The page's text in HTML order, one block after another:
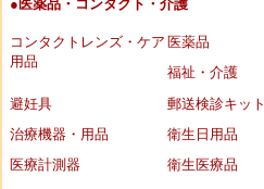
●医薬品・コンタクト・介護
コンタクトレンズ・ケア
用品
医薬品
福祉・介護
避妊具
郵送検診キット
治療機器・用品
衛生日用品
医療計測器
衛生医療品